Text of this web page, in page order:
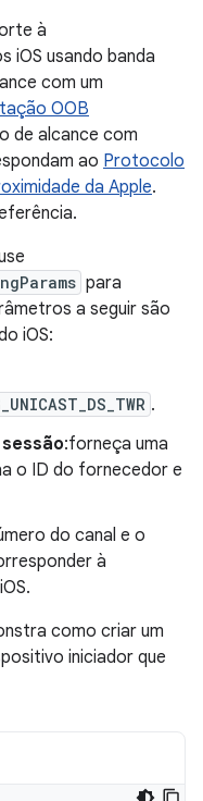
à
iOS usando banda
com um
OOB
de alcance com
ao Protocolo
da Apple.
para
a seguir são
iOS:
.
:forneça uma
o ID do fornecedor e
do canal e o
à
como criar um
iniciador que